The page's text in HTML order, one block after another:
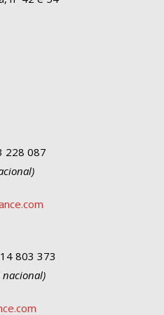
228 087
803 373
nacional)